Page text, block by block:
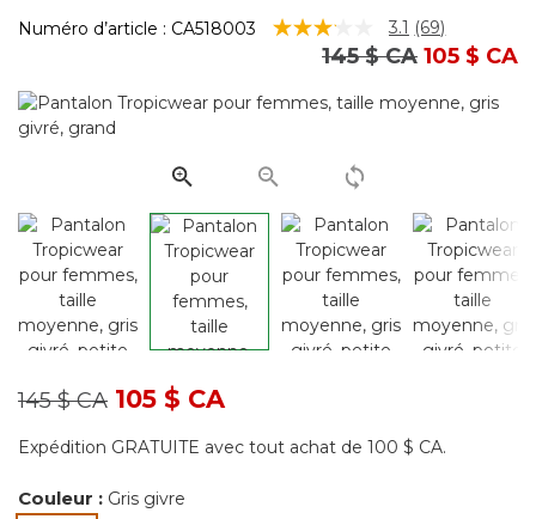
Numéro d’article : CA518003 3,6 sur 5 Évaluation des clients
3.1 Lire
les
Lien
(69)
Prix réduit de
145 $ CAà105 $ CA
Prix réduit de
145 $ CAà105 $ CA
Expédition GRATUITE avec tout achat de 100 $ CA.
Couleur : Gris givre